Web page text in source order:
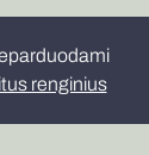
renginius